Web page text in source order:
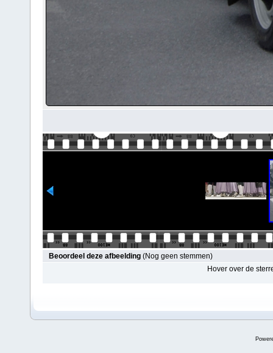
Beoordeel deze afbeelding (Nog geen stemmen)
Hover over de